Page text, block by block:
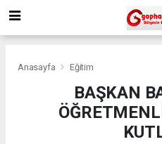
Anasayfa Eğitim
BAŞKAN